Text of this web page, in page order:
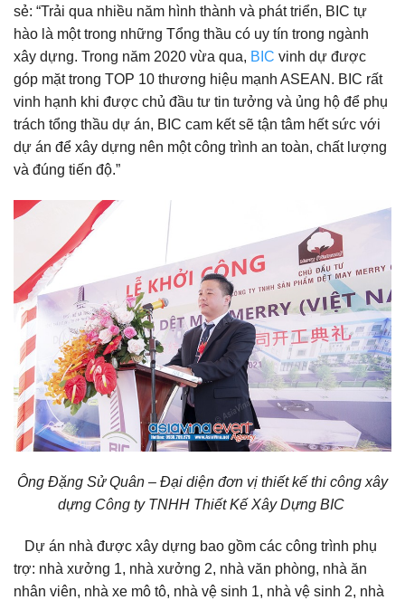
sẻ: “Trải qua nhiều năm hình thành và phát triển, BIC tự
hào là một trong những Tổng thầu có uy tín trong ngành
xây dựng. Trong năm 2020 vừa qua, BIC vinh dự được
góp mặt trong TOP 10 thương hiệu mạnh ASEAN. BIC rất
vinh hạnh khi được chủ đầu tư tin tưởng và ủng hộ để phụ
trách tổng thầu dự án, BIC cam kết sẽ tận tâm hết sức với
dự án để xây dựng nên một công trình an toàn, chất lượng
và đúng tiến độ.”
Ông Đặng Sử Quân – Đại diện đơn vị thiết kế thi công xây
dựng Công ty TNHH Thiết Kế Xây Dựng BIC
Dự án nhà được xây dựng bao gồm các công trình phụ
trợ: nhà xưởng 1, nhà xưởng 2, nhà văn phòng, nhà ăn
nhân viên, nhà xe mô tô, nhà vệ sinh 1, nhà vệ sinh 2, nhà